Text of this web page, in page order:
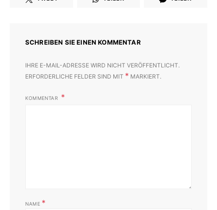
SCHREIBEN SIE EINEN KOMMENTAR
IHRE E-MAIL-ADRESSE WIRD NICHT VERÖFFENTLICHT.
ERFORDERLICHE FELDER SIND MIT * MARKIERT.
KOMMENTAR
NAME *